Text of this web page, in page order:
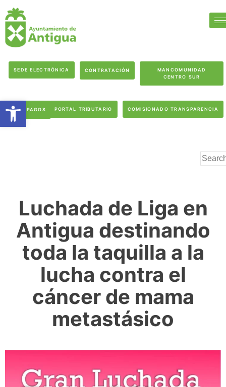
SEDE ELECTRÓNICA CONTRATACIÓN
MANCOMUNIDAD
CENTRO SUR
PAGOS PORTAL TRIBUTARIO COMISIONADO TRANSPARENCIA
Luchada de Liga en
Antigua destinando
toda la taquilla a la
lucha contra el
cáncer de mama
metastásico
Abrir barra de herramientas